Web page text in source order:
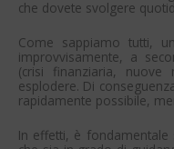
che dovete svolgere
Come sappiamo tutti,
improvvisamente, a
(crisi finanziaria,
esplodere. Di
rapidamente possibile,
In effetti, è